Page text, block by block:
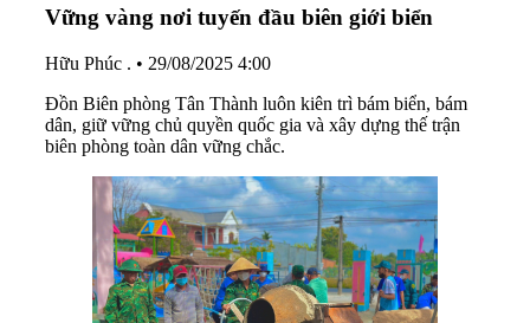
Vững vàng nơi tuyến đầu biên giới biển
Hữu Phúc . • 29/08/2025 4:00
Đồn Biên phòng Tân Thành luôn kiên trì bám biển, bám
dân, giữ vững chủ quyền quốc gia và xây dựng thế trận
biên phòng toàn dân vững chắc.